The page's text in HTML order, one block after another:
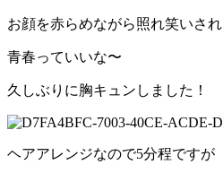
お顔を赤らめながら照れ笑いされ
青春っていいな〜
久しぶりに胸キュンしました！
ヘアアレンジなので5分程ですが